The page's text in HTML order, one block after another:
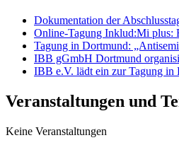
Dokumentation der
Online-Tagung Inklud:Mi plus:
Tagung in Dortmund:
IBB gGmbH Dortmund
IBB e.V. lädt ein zur Tagung in
Veranstaltungen und
Keine Veranstaltungen